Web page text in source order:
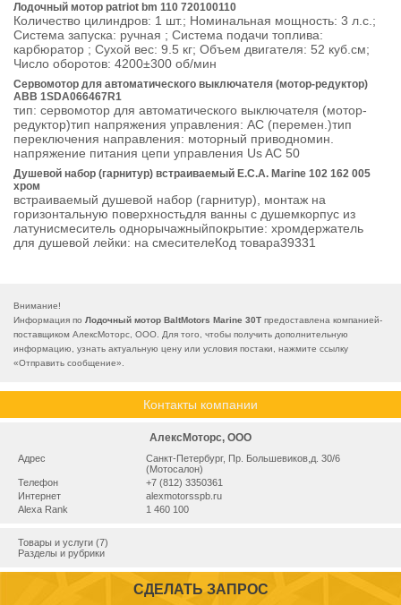
Лодочный мотор patriot bm 110 720100110
Количество цилиндров: 1 шт.; Номинальная мощность: 3 л.с.;
Система запуска: ручная ; Система подачи топлива:
карбюратор ; Сухой вес: 9.5 кг; Объем двигателя: 52 куб.см;
Число оборотов: 4200±300 об/мин
Сервомотор для автоматического выключателя (мотор-редуктор)
ABB 1SDA066467R1
тип: сервомотор для автоматического выключателя (мотор-
редуктор)тип напряжения управления: AC (перемен.)тип
переключения направления: моторный приводномин.
напряжение питания цепи управления Us AC 50
Душевой набор (гарнитур) встраиваемый E.C.A. Marine 102 162 005
хром
встраиваемый душевой набор (гарнитур), монтаж на
горизонтальную поверхностьдля ванны с душемкорпус из
латунисмеситель однорычажныйпокрытие: хромдержатель
для душевой лейки: на смесителеКод товара39331
Внимание!
Информация по Лодочный мотор BaltMotors Marine 30Т предоставлена компанией-
поставщиком АлексМоторс, ООО. Для того, чтобы получить дополнительную
информацию, узнать актуальную цену или условия постаки, нажмите ссылку
«Отправить сообщение».
Контакты компании
АлексМоторс, ООО
Адрес
Санкт-Петербург, Пр. Большевиков,д. 30/6
(Мотосалон)
Телефон
+7 (812) 3350361
Интернет
alexmotorsspb.ru
Alexa Rank
1 460 100
Товары и услуги (7)
Разделы и рубрики
СДЕЛАТЬ ЗАПРОС